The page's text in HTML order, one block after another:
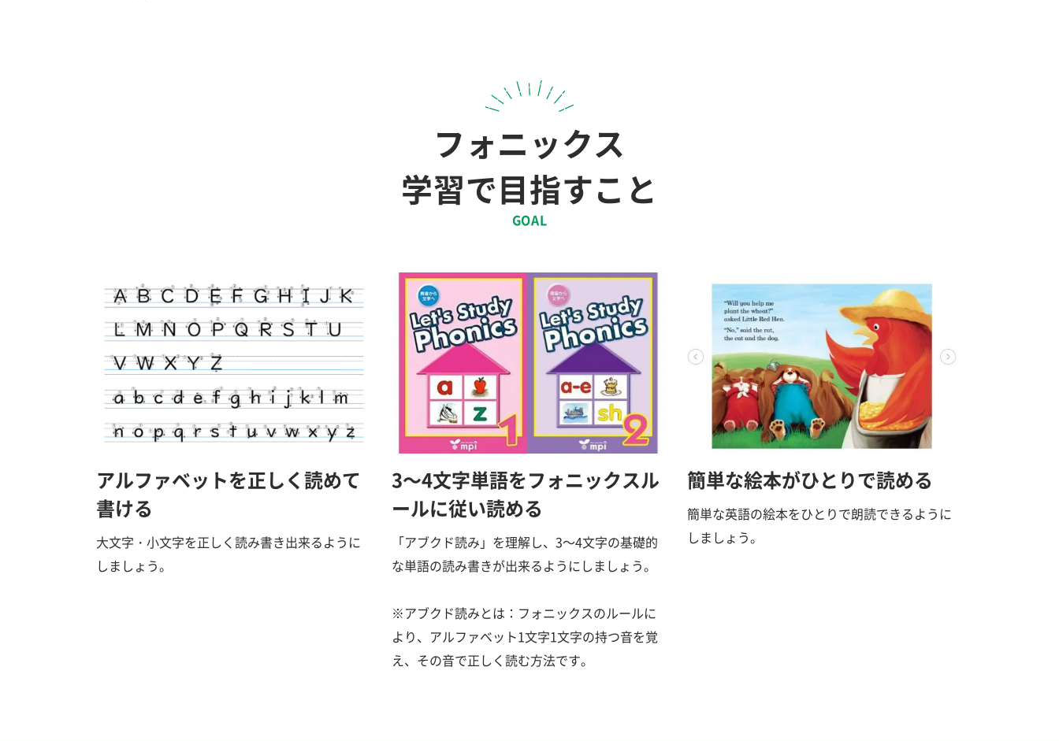
フォニックス
学習で目指すこと
GOAL
アルファベットを正しく読めて
書ける
大文字・小文字を正しく読み書き出来るように
しましょう。
3～4文字単語をフォニックスル
ールに従い読める
「アブクド読み」を理解し、3～4文字の基礎的
な単語の読み書きが出来るようにしましょう。
※アブクド読みとは：フォニックスのルールに
より、アルファベット1文字1文字の持つ音を覚
え、その音で正しく読む方法です。
簡単な絵本がひとりで読める
簡単な英語の絵本をひとりで朗読できるように
しましょう。